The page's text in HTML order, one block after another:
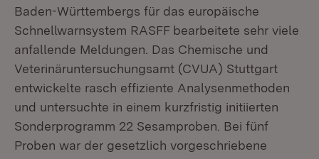
Baden-Württembergs für das europäische
Schnellwarnsystem RASFF bearbeitete sehr viele
anfallende Meldungen. Das Chemische und
Veterinäruntersuchungsamt (CVUA) Stuttgart
entwickelte rasch effiziente Analysenmethoden
und untersuchte in einem kurzfristig initiierten
Sonderprogramm 22 Sesamproben. Bei fünf
Proben war der gesetzlich vorgeschriebene